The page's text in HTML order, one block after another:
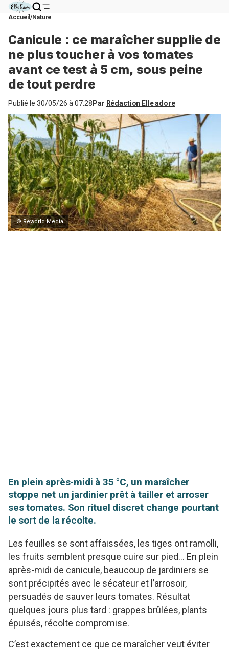
Accueil Nature
Canicule : ce maraîcher supplie de
ne plus toucher à vos tomates
avant ce test à 5 cm, sous peine
de tout perdre
Publié le 30/05/26 à 07:28 Par Rédaction Elle adore
© Reworld Media
En plein après-midi à 35 °C, un maraîcher
stoppe net un jardinier prêt à tailler et arroser
ses tomates. Son rituel discret change pourtant
le sort de la récolte.
Les feuilles se sont affaissées, les tiges ont ramolli,
les fruits semblent presque cuire sur pied… En plein
après-midi de canicule, beaucoup de jardiniers se
sont précipités avec le sécateur et l’arrosoir,
persuadés de sauver leurs tomates. Résultat
quelques jours plus tard : grappes brûlées, plants
épuisés, récolte compromise.
C’est exactement ce que ce maraîcher veut éviter